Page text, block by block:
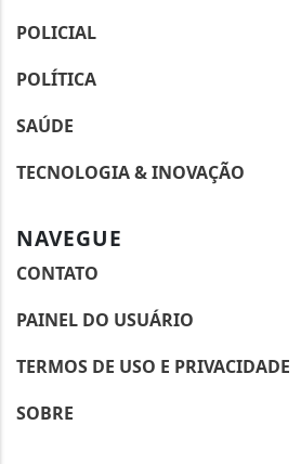
POLICIAL
POLÍTICA
SAÚDE
TECNOLOGIA & INOVAÇÃO
NAVEGUE
CONTATO
PAINEL DO USUÁRIO
TERMOS DE USO E PRIVACIDADE
SOBRE
Termos de Uso e Privacidade